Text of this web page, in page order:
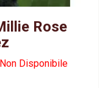
Rose
Non Disponibile